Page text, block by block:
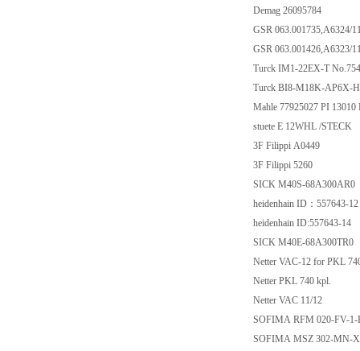
Demag 26095784
GSR 063.001735,A6324/
GSR 063.001426,A6323/
Turck IM1-22EX-T
Turck BI8-M18K-AP6X-
Mahle 77925027 PI
stuete E 12WHL /STECK
3F Filippi A0449
3F Filippi 5260
SICK M40S-68A300AR0
heidenhain ID：557643-
heidenhain ID:557643-14
SICK M40E-68A300TR0
Netter VAC-12 for PKL
Netter PKL 740 kpl.
Netter VAC 11/12
SOFIMA RFM 020-FV-
SOFIMA MSZ 302-MN-